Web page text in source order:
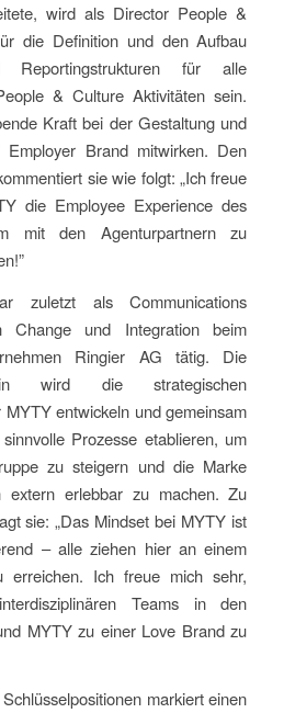
wird als Director People &
die Definition und den Aufbau
für alle
& Culture Aktivitäten sein.
Kraft bei der Gestaltung und
Brand mitwirken. Den
sie wie folgt: „Ich freue
die Employee Experience des
mit den Agenturpartnern zu
zuletzt als Communications
Change und Integration beim
Ringier AG tätig. Die
wird die strategischen
entwickeln und gemeinsam
Prozesse etablieren, um
zu steigern und die Marke
extern erlebbar zu machen. Zu
sie: „Das Mindset bei MYTY ist
– alle ziehen hier an einem
Ich freue mich sehr,
Teams in den
MYTY zu einer Love Brand zu
markiert einen